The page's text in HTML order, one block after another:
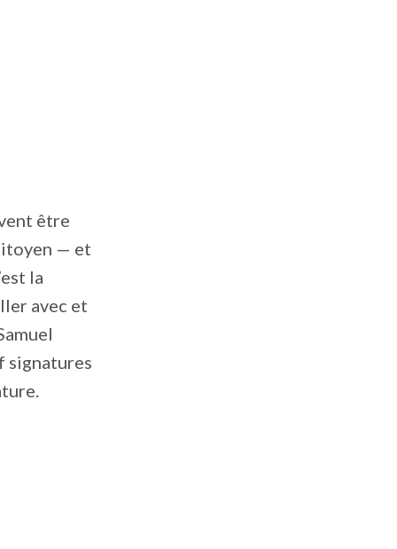
être
— et
la
avec et
signatures